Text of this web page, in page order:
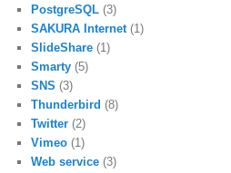
PostgreSQL (3)
SAKURA Internet(1)
SlideShare (1)
Smarty (5)
SNS (3)
Thunderbird (8)
Twitter (2)
Vimeo (1)
Web service (3)